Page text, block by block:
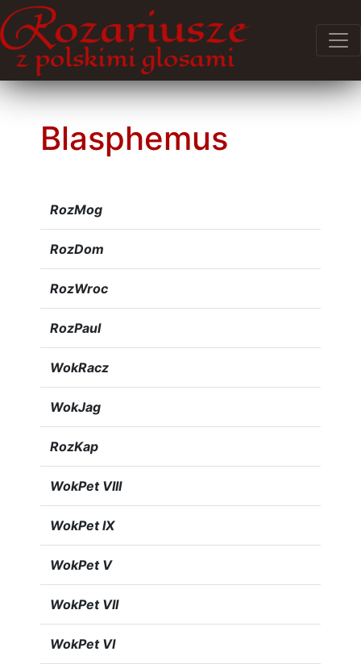
Blasphemus
RozMog
RozDom
RozWroc
RozPaul
WokRacz
WokJag
RozKap
WokPet VIII
WokPet IX
WokPet V
WokPet VII
WokPet VI